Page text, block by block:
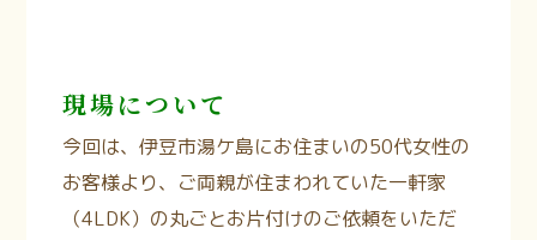
現場について
今回は、伊豆市湯ケ島にお住まいの50代女性の
お客様より、ご両親が住まわれていた一軒家
（4LDK）の丸ごとお片付けのご依頼をいただ